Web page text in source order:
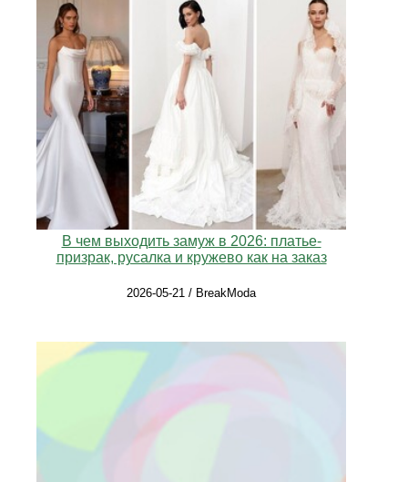
В чем выходить замуж в 2026: платье-
призрак, русалка и кружево как на заказ
2026-05-21 / BreakModa